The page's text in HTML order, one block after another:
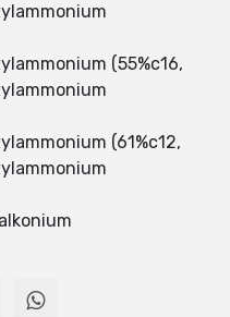
(55%c16,
(61%c12,